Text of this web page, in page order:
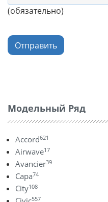
(обязательно)
Отправить
Модельный Ряд
Accord621
Airwave17
Avancier39
Capa74
City108
557